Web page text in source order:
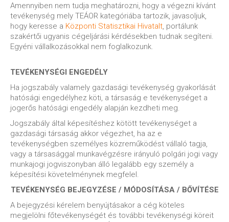
Amennyiben nem tudja meghatározni, hogy a végezni kívánt
tevékenység mely TEÁOR kategóriába tartozik, javasoljuk,
hogy keresse a Központi Statisztikai Hivatalt , portálunk
szakértői ugyanis cégeljárási kérdésekben tudnak segíteni.
Egyéni vállalkozásokkal nem foglalkozunk.
TEVÉKENYSÉGI ENGEDÉLY
Ha jogszabály valamely gazdasági tevékenység gyakorlását
hatósági engedélyhez köti, a társaság e tevékenységet a
jogerős hatósági engedély alapján kezdheti meg.
Jogszabály által képesítéshez kötött tevékenységet a
gazdasági társaság akkor végezhet, ha az e
tevékenységben személyes közreműködést vállaló tagja,
vagy a társasággal munkavégzésre irányuló polgári jogi vagy
munkajogi jogviszonyban álló legalább egy személy a
képesítési követelménynek megfelel.
TEVÉKENYSÉG BEJEGYZÉSE / MÓDOSÍTÁSA / BŐVÍTÉSE
A bejegyzési kérelem benyújtásakor a cég köteles
megjelölni főtevékenységét és további tevékenységi köreit